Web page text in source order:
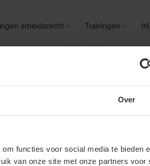
Over
functies voor social media te bieden
van onze site met onze partners voor
arbeidsrecht Trainingen
Zoeken